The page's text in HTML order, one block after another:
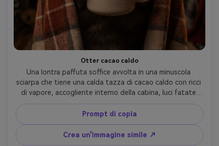
Otter cacao caldo
Una lontra paffuta soffice avvolta in una minuscola
sciarpa che tiene una calda tazza di cacao caldo con ricci
di vapore, accogliente interno della cabina, luci fatate
bokeh, calda illuminazione in ambra, scattato su Canon
5D Mark IV con 85mm f/1.4, ritratto ravvicinato, baffi
croccanti, pelliccia fotorealistica e condensa sulla tazza,
accogliente estetica invernale- -ar 4:5
Prompt di copia
Crea un'immagine simile ↗